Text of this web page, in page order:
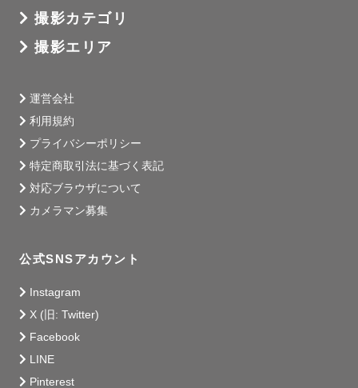
撮影カテゴリ
撮影エリア
運営会社
利用規約
プライバシーポリシー
特定商取引法に基づく表記
対応ブラウザについて
カメラマン募集
公式SNSアカウント
Instagram
X (旧: Twitter)
Facebook
LINE
Pinterest